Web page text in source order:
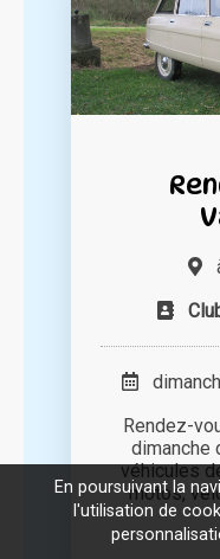
Rendez-
dimanche
véhicules
motos,
En poursuivant la
l'utilisation de